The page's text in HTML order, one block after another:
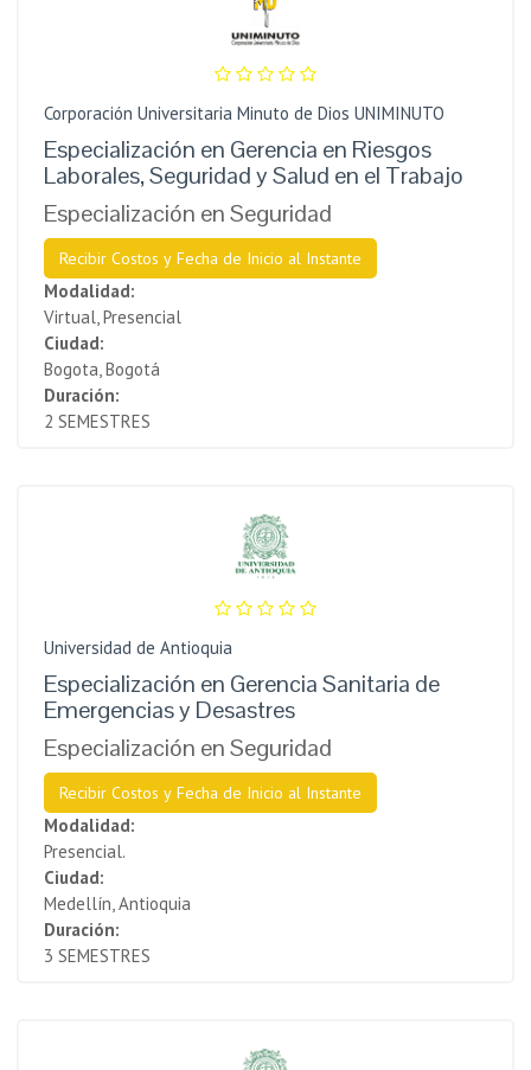
Corporación Universitaria Minuto de Dios UNIMINUTO
Especialización en Gerencia en Riesgos
Laborales, Seguridad y Salud en el Trabajo
Especialización en Seguridad
Recibir Costos y Fecha de Inicio al Instante
Modalidad:
Virtual, Presencial
Ciudad:
Bogota, Bogotá
Duración:
2 SEMESTRES
Universidad de Antioquia
Especialización en Gerencia Sanitaria de
Emergencias y Desastres
Especialización en Seguridad
Recibir Costos y Fecha de Inicio al Instante
Modalidad:
Presencial.
Ciudad:
Medellín, Antioquia
Duración:
3 SEMESTRES